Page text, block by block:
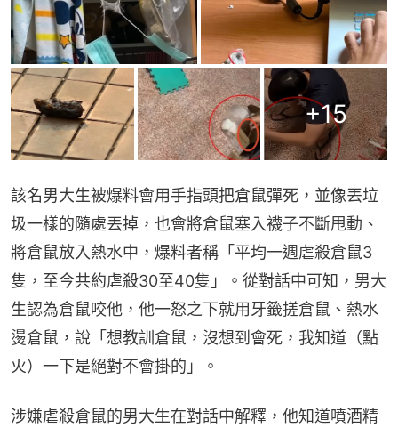
+15
該名男大生被爆料會用手指頭把倉鼠彈死，並像丟垃
圾一樣的隨處丟掉，也會將倉鼠塞入襪子不斷甩動、
將倉鼠放入熱水中，爆料者稱「平均一週虐殺倉鼠3
隻，至今共約虐殺30至40隻」。從對話中可知，男大
生認為倉鼠咬他，他一怒之下就用牙籤搓倉鼠、熱水
燙倉鼠，說「想教訓倉鼠，沒想到會死，我知道（點
火）一下是絕對不會掛的」。
涉嫌虐殺倉鼠的男大生在對話中解釋，他知道噴酒精